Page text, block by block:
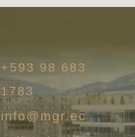
+593 98 683
1783
info@mgr.ec